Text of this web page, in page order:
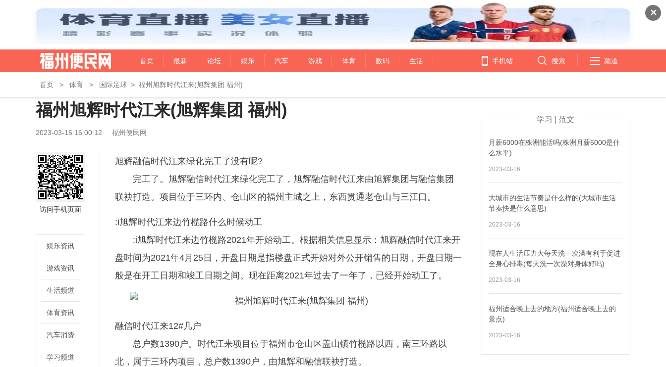
✕
首页 最新 论坛 娱乐 汽车 游戏 体育 数码 生活 手机站 搜索 频道
首页 > 体育 > 国际足球 > 福州旭辉时代江来(旭辉集团 福州)
福州旭辉时代江来(旭辉集团 福州)
2023-03-16 16:00:12 福州便民网
访问手机页面
娱乐资讯
游戏资讯
生活频道
体育资讯
汽车消费
学习频道
旭辉融信时代江来绿化完工了没有呢?
完工了。旭辉融信时代江来绿化完工了，旭辉融信时代江来由旭辉集团与融信集团
联袂打造。项目位于三环内、仓山区的福州主城之上，东西贯通老仓山与三江口。
:i旭辉时代江来边竹榄路什么时候动工
:i旭辉时代江来边竹榄路2021年开始动工。根据相关信息显示：旭辉融信时代江来开
盘时间为2021年4月25日，开盘日期是指楼盘正式开始对外公开销售的日期，开盘日期一
般是在开工日期和竣工日期之间。现在距离2021年过去了一年了，已经开始动工了。
融信时代江来12#几户
总户数1390户。时代江来项目位于福州市仓山区盖山镇竹榄路以西，南三环路以
北，属于三环内项目，总户数1390户，由旭辉和融信联袂打造。
学习 | 范文
月薪6000在株洲能活吗(株洲月薪6000是什
么水平)
2023-03-16
大城市的生活节奏是什么样的(大城市生活
节奏快是什么意思)
2023-03-16
现在人生活压力大每天洗一次澡有利于促进
全身心排毒(每天洗一次澡对身体好吗)
2023-03-16
福州适合晚上去的地方(福州适合晚上去的
景点)
2023-03-16